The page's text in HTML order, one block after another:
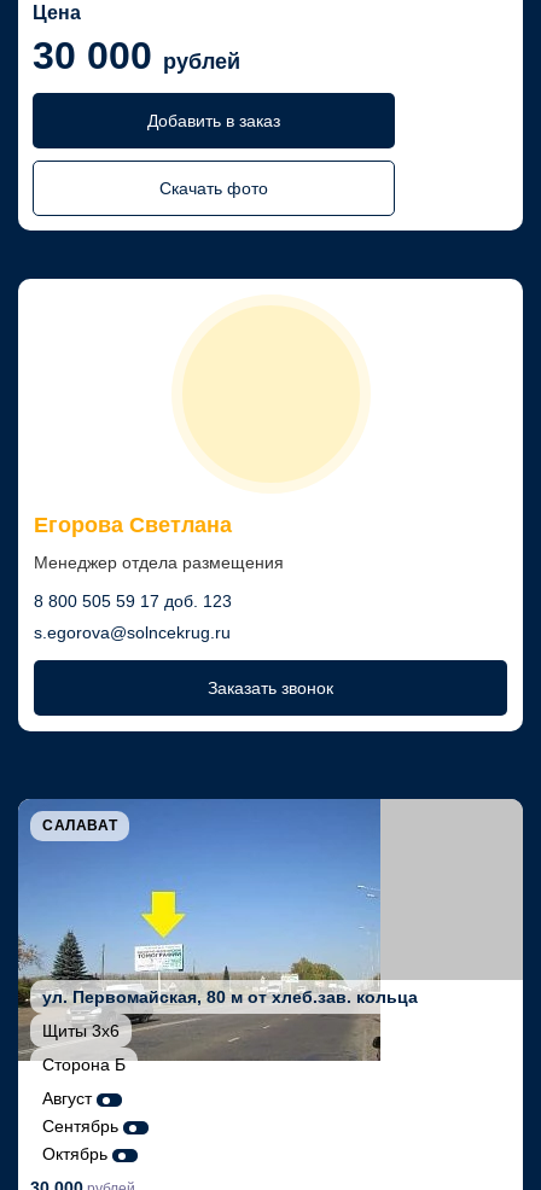
Цена
30 000 рублей
Добавить в заказ
Скачать фото
Егорова Светлана
Менеджер отдела размещения
8 800 505 59 17 доб. 123
s.egorova@solncekrug.ru
Заказать звонок
САЛАВАТ
ул. Первомайская, 80 м от хлеб.зав. кольца
Щиты 3х6
Сторона Б
Август
Сентябрь
Октябрь